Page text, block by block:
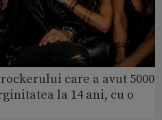
care a avut 5000
la 14 ani, cu o